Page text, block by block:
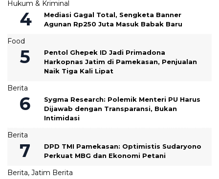
Hukum & Kriminal
Mediasi Gagal Total, Sengketa Banner
Agunan Rp250 Juta Masuk Babak Baru
Food
Pentol Ghepek ID Jadi Primadona
Harkopnas Jatim di Pamekasan, Penjualan
Naik Tiga Kali Lipat
Berita
Sygma Research: Polemik Menteri PU Harus
Dijawab dengan Transparansi, Bukan
Intimidasi
Berita
DPD TMI Pamekasan: Optimistis Sudaryono
Perkuat MBG dan Ekonomi Petani
Berita, Jatim Berita